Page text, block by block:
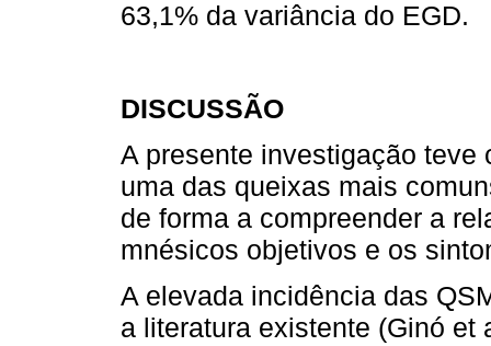
63,1% da variância do EGD.
DISCUSSÃO
A presente investigação
uma das queixas mais
de forma a compreender a
mnésicos objetivos e os
A elevada incidência das
a literatura existente (Ginó et